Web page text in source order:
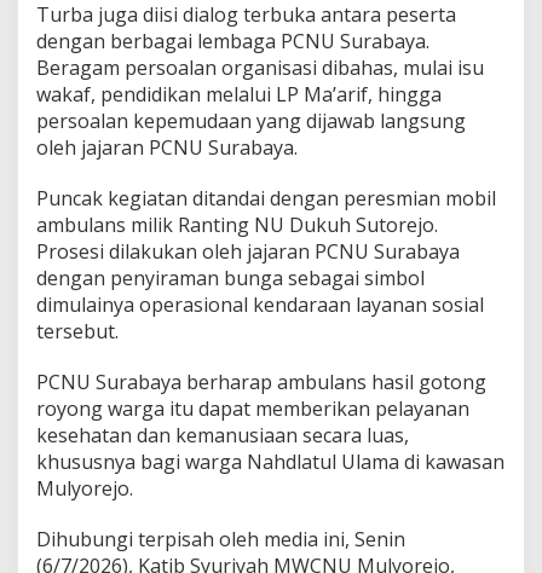
Turba juga diisi dialog terbuka antara peserta
dengan berbagai lembaga PCNU Surabaya.
Beragam persoalan organisasi dibahas, mulai isu
wakaf, pendidikan melalui LP Ma’arif, hingga
persoalan kepemudaan yang dijawab langsung
oleh jajaran PCNU Surabaya.
Puncak kegiatan ditandai dengan peresmian mobil
ambulans milik Ranting NU Dukuh Sutorejo.
Prosesi dilakukan oleh jajaran PCNU Surabaya
dengan penyiraman bunga sebagai simbol
dimulainya operasional kendaraan layanan sosial
tersebut.
PCNU Surabaya berharap ambulans hasil gotong
royong warga itu dapat memberikan pelayanan
kesehatan dan kemanusiaan secara luas,
khususnya bagi warga Nahdlatul Ulama di kawasan
Mulyorejo.
Dihubungi terpisah oleh media ini, Senin
(6/7/2026), Katib Syuriyah MWCNU Mulyorejo,